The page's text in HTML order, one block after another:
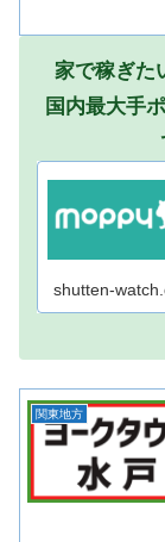
家で稼ぎた
国内最大手
shutten-
関東地方